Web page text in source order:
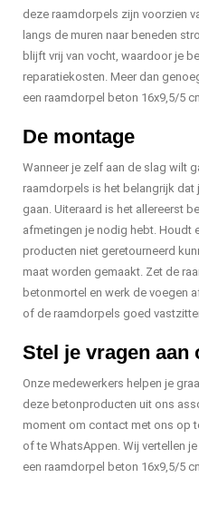
deze raamdorpels zijn voorzien
langs de muren naar beneden
blijft vrij van vocht, waardoor je
reparatiekosten. Meer dan
een raamdorpel beton 16x9,5/5
De montage
Wanneer je zelf aan de slag wilt
raamdorpels is het belangrijk dat
gaan. Uiteraard is het allereerst
afmetingen je nodig hebt. Houdt
producten niet geretourneerd
maat worden gemaakt. Zet de
betonmortel en werk de voegen
of de raamdorpels goed
Stel je vragen aan
Onze medewerkers helpen je
deze betonproducten uit ons
moment om contact met ons op
of te WhatsAppen. Wij vertellen
een raamdorpel beton 16x9,5/5